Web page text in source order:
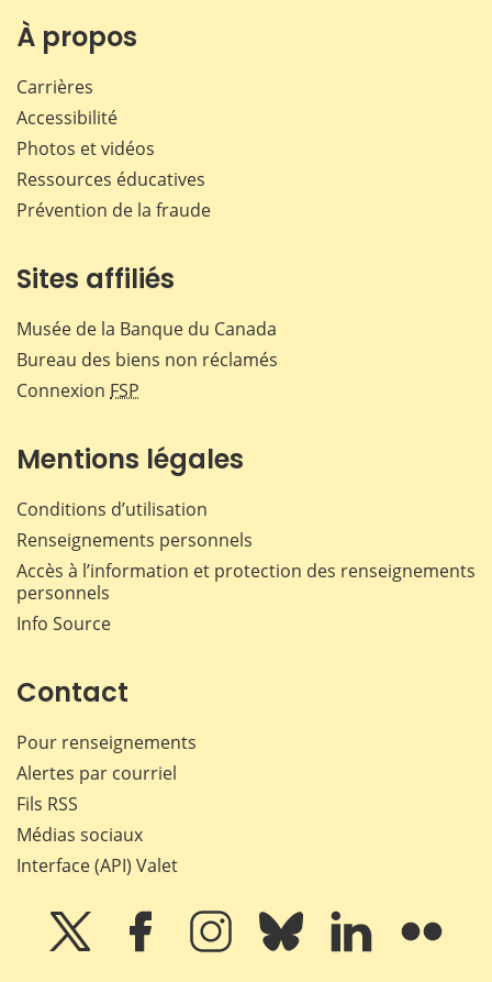
À propos
Carrières
Accessibilité
Photos et vidéos
Ressources éducatives
Prévention de la fraude
Sites affiliés
Musée de la Banque du Canada
Bureau des biens non réclamés
Connexion FSP
Mentions légales
Conditions d’utilisation
Renseignements personnels
Accès à l’information et protection des renseignements
personnels
Info Source
Contact
Pour renseignements
Alertes par courriel
Fils RSS
Médias sociaux
Interface (API) Valet